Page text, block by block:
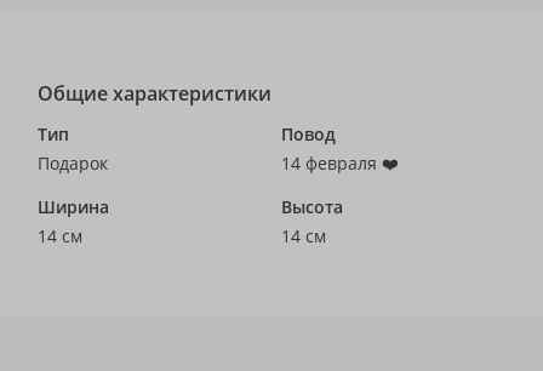
Общие характеристики
Тип
Подарок
Повод
14 февраля ❤️
Ширина
14 см
Высота
14 см